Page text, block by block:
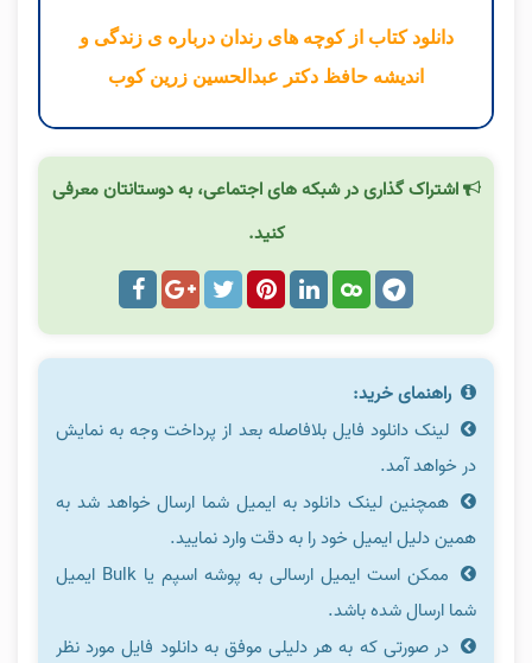
دانلود کتاب از کوچه های رندان درباره ی زندگی و
اندیشه حافظ دکتر عبدالحسین زرین کوب
اشتراک گذاری در شبکه های اجتماعی، به دوستانتان معرفی
کنید.
راهنمای خرید:
لینک دانلود فایل بلافاصله بعد از پرداخت وجه به نمایش
در خواهد آمد.
همچنین لینک دانلود به ایمیل شما ارسال خواهد شد به
همین دلیل ایمیل خود را به دقت وارد نمایید.
ممکن است ایمیل ارسالی به پوشه اسپم یا Bulk ایمیل
شما ارسال شده باشد.
در صورتی که به هر دلیلی موفق به دانلود فایل مورد نظر